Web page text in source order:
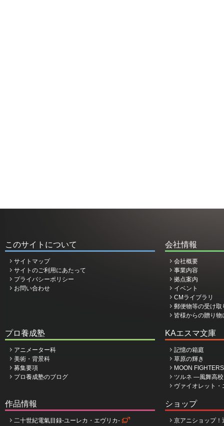
このサイトについて
サイトマップ
サイトのご利用にあたって
プライバシーポリシー
お問い合わせ
会社情報
会社概要
事業内容
拠点案内
イベント
CMライブラリ
郵便物等の受け取
皆様からの贈り
プロ養成塾
アニメーター科
美術・背景科
募集要項
プロ養成塾のブログ
KAエスマ文庫
記憶の箱庭
草原の輝き
MOON
ツルネ ―風舞高
ヴァイオレット
作品情報
二十世紀電氣目録-ユーレカ・エヴリカ-
ショップ
京アニショップ！